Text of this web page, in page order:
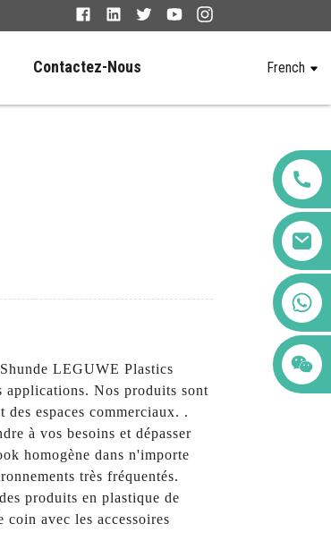
Contactez-Nous French
+86 123456789122
LEGUWE Plastics
applications. Nos produits sont
espaces commerciaux. .
à vos besoins et dépasser
homogène dans n'importe
très fréquentés.
produits en plastique de
avec les accessoires